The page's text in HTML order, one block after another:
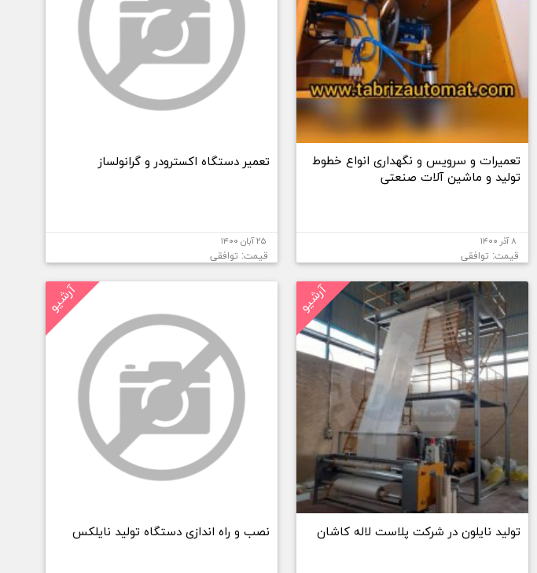
تعمیرات و سرویس و نگهداری انواع خطوط
تولید و ماشین آلات صنعتی
۸ آذر ۱۴۰۰
قیمت: توافقی
تعمیر دستگاه اکسترودر و گرانولساز
۲۵ آبان ۱۴۰۰
قیمت: توافقی
آرشیو
تولید نایلون در شرکت پلاست لاله کاشان
آرشیو
نصب و راه اندازی دستگاه تولید نایلکس